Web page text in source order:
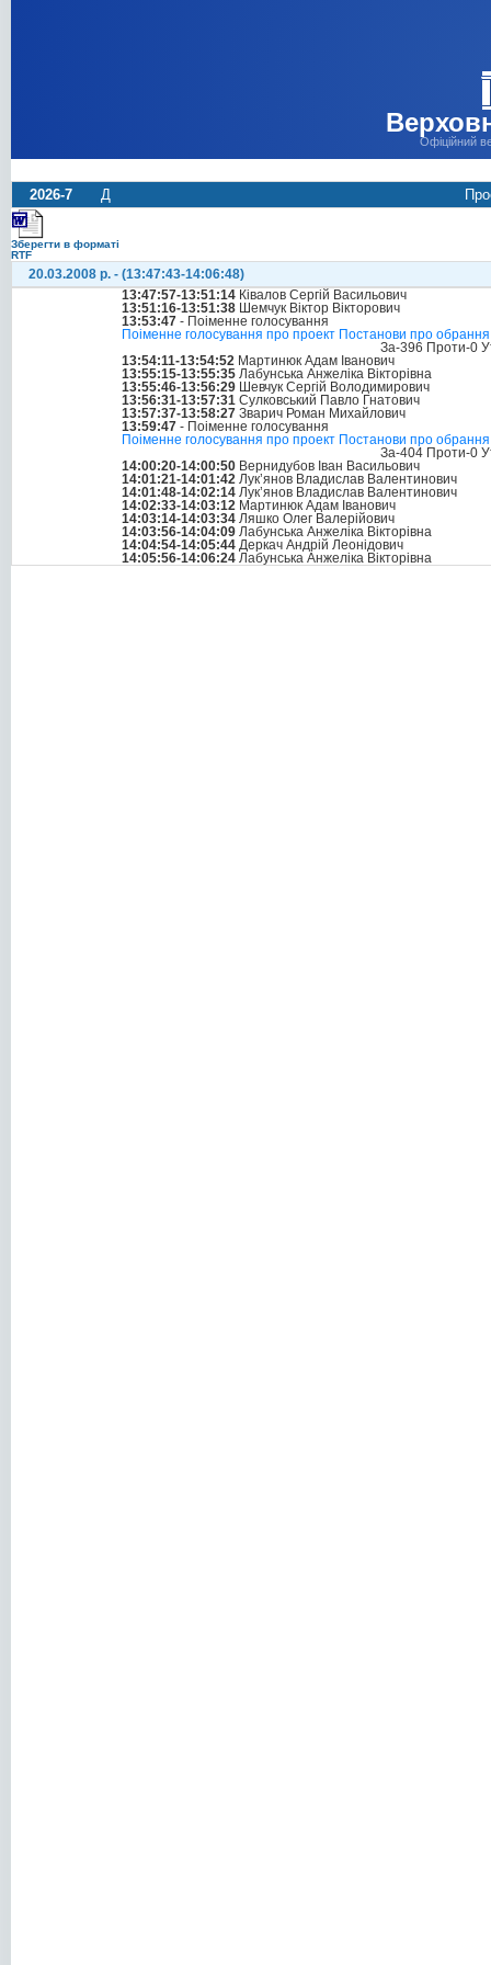
Офіційний
2026-7 Д
Зберегти в форматі
RTF
20.03.2008 р. - (13:47:43-14:06:48)
13:47:57-13:51:14 Ківалов Сергій Васильович
13:51:16-13:51:38 Шемчук Віктор Вікторович
13:53:47 - Поіменне голосування
Поіменне голосування про проект Постанови про
За-396 Проти-0
13:54:11-13:54:52 Мартинюк Адам Іванович
13:55:15-13:55:35 Лабунська Анжеліка Вікторівна
13:55:46-13:56:29 Шевчук Сергій Володимирович
13:56:31-13:57:31 Сулковський Павло Гнатович
13:57:37-13:58:27 Зварич Роман Михайлович
13:59:47 - Поіменне голосування
Поіменне голосування про проект Постанови про
За-404 Проти-0
14:00:20-14:00:50 Вернидубов Іван Васильович
14:01:21-14:01:42 Лук’янов Владислав Валентинович
14:01:48-14:02:14 Лук’янов Владислав Валентинович
14:02:33-14:03:12 Мартинюк Адам Іванович
14:03:14-14:03:34 Ляшко Олег Валерійович
14:03:56-14:04:09 Лабунська Анжеліка Вікторівна
14:04:54-14:05:44 Деркач Андрій Леонідович
14:05:56-14:06:24 Лабунська Анжеліка Вікторівна